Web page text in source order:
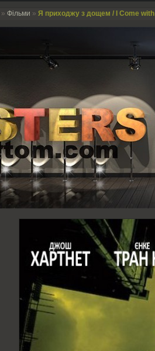
» Фільми » Я приходжу з дощем / I Come